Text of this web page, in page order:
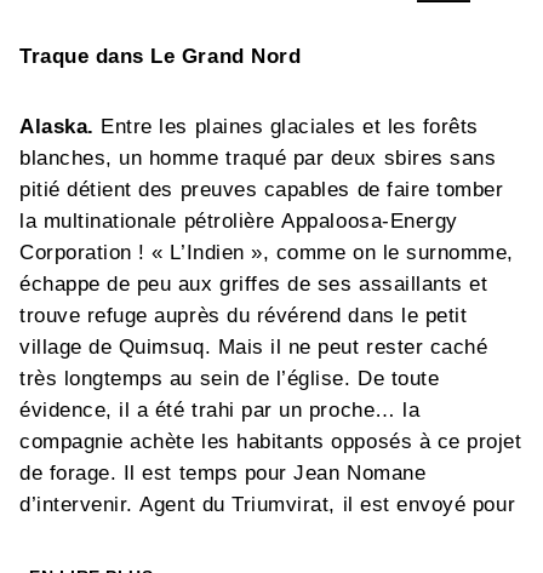
Traque dans Le Grand Nord
Alaska. Entre les plaines glaciales et les forêts
blanches, un homme traqué par deux sbires sans
pitié détient des preuves capables de faire tomber
la multinationale pétrolière Appaloosa-Energy
Corporation ! « L’Indien », comme on le surnomme,
échappe de peu aux griffes de ses assaillants et
trouve refuge auprès du révérend dans le petit
village de Quimsuq. Mais il ne peut rester caché
très longtemps au sein de l’église. De toute
évidence, il a été trahi par un proche… la
compagnie achète les habitants opposés à ce projet
de forage. Il est temps pour Jean Nomane
d’intervenir. Agent du Triumvirat, il est envoyé pour
ses informations cruciales. Mais la mission se